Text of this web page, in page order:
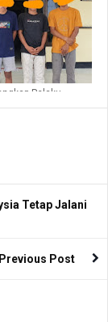
Pelaku
Tetap Jalani
Previous Post